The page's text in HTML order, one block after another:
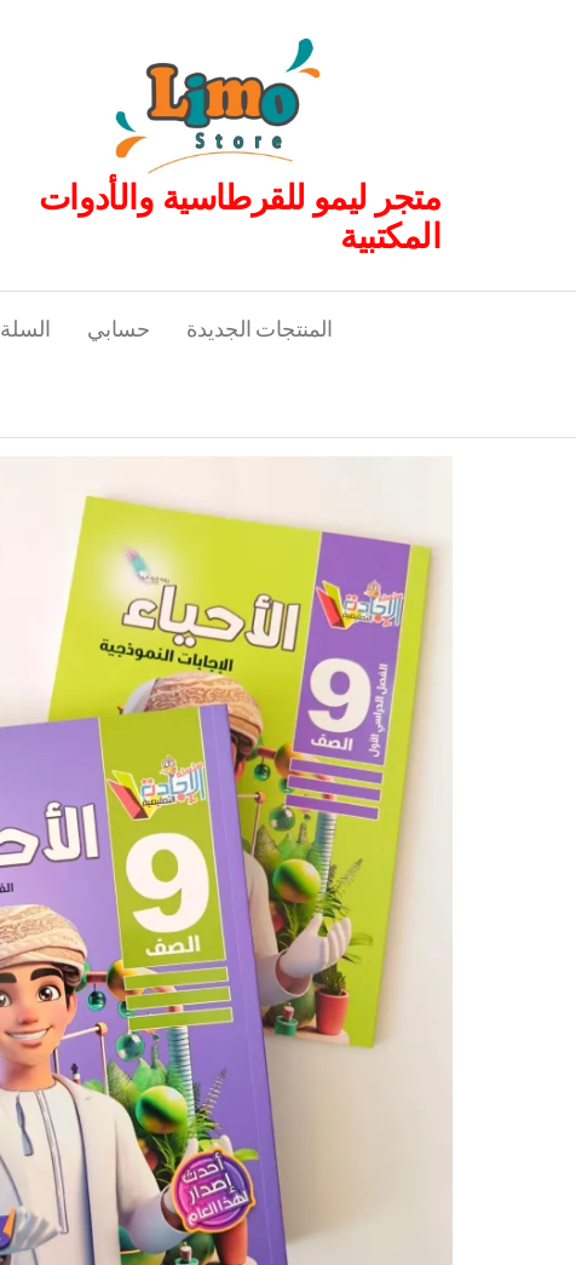
متجر ليمو للقرطاسية والأدوات
المكتبية
السلة حسابي المنتجات الجديدة